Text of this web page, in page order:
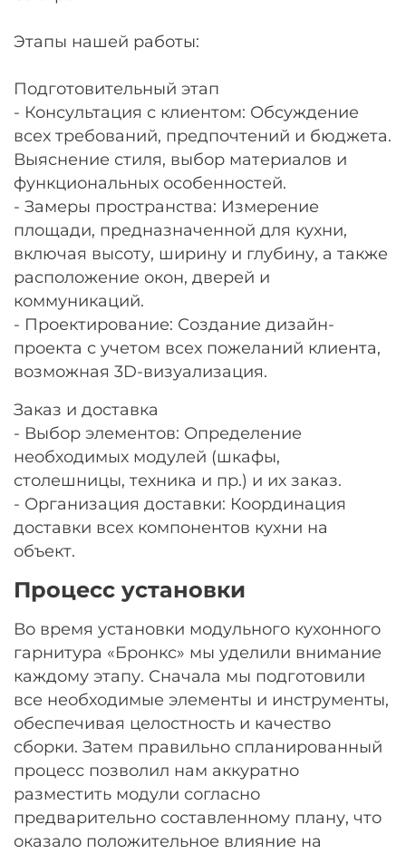
Этапы нашей работы:
Подготовительный этап
- Консультация с клиентом: Обсуждение
всех требований, предпочтений и бюджета.
Выяснение стиля, выбор материалов и
функциональных особенностей.
- Замеры пространства: Измерение
площади, предназначенной для кухни,
включая высоту, ширину и глубину, а также
расположение окон, дверей и
коммуникаций.
- Проектирование: Создание дизайн-
проекта с учетом всех пожеланий клиента,
возможная 3D-визуализация.
Заказ и доставка
- Выбор элементов: Определение
необходимых модулей (шкафы,
столешницы, техника и пр.) и их заказ.
- Организация доставки: Координация
доставки всех компонентов кухни на
объект.
Процесс установки
Во время установки модульного кухонного
гарнитура «Бронкс» мы уделили внимание
каждому этапу. Сначала мы подготовили
все необходимые элементы и инструменты,
обеспечивая целостность и качество
сборки. Затем правильно спланированный
процесс позволил нам аккуратно
разместить модули согласно
предварительно составленному плану, что
оказало положительное влияние на